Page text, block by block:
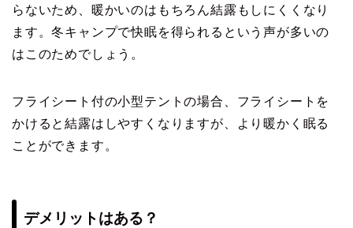
らないため、暖かいのはもちろん結露もしにくくなり
ます。冬キャンプで快眠を得られるという声が多いの
はこのためでしょう。
フライシート付の小型テントの場合、フライシートを
かけると結露はしやすくなりますが、より暖かく眠る
ことができます。
デメリットはある？